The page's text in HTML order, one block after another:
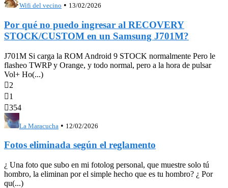
Wifi del vecino • 13/02/2026
Por qué no puedo ingresar al RECOVERY
STOCK/CUSTOM en un Samsung J701M?
J701M Si carga la ROM Android 9 STOCK normalmente Pero le
flasheo TWRP y Orange, y todo normal, pero a la hora de pulsar
Vol+ Ho(...)
2
1
354
La Maracucha • 12/02/2026
Fotos eliminada según el reglamento
¿ Una foto que subo en mi fotolog personal, que muestre solo tú
hombro, la eliminan por el simple hecho que es tu hombro? ¿ Por
qu(...)